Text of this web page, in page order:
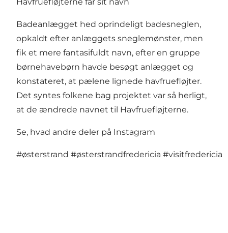
Havfruefløjterne får sit navn
Badeanlægget hed oprindeligt badesneglen,
opkaldt efter anlæggets sneglemønster, men
fik et mere fantasifuldt navn, efter en gruppe
børnehavebørn havde besøgt anlægget og
konstateret, at pælene lignede havfruefløjter.
Det syntes folkene bag projektet var så herligt,
at de ændrede navnet til Havfruefløjterne.
Se, hvad andre deler på Instagram
#østerstrand #østerstrandfredericia #visitfredericia